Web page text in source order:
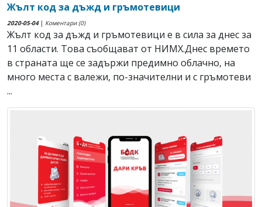
Жълт код за дъжд и гръмотевици
2020-05-04| Коментари (0)
Жълт код за дъжд и гръмотевици е в сила за днес за
11 области. Това съобщават от НИМХ.Днес времето
в страната ще се задържи предимно облачно, на
много места с валежи, по-значителни и с гръмотеви
...